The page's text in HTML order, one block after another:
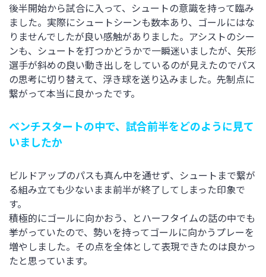
後半開始から試合に入って、シュートの意識を持って臨み
ました。実際にシュートシーンも数本あり、ゴールにはな
りませんでしたが良い感触がありました。アシストのシー
ンも、シュートを打つかどうかで一瞬迷いましたが、矢形
選手が斜めの良い動き出しをしているのが見えたのでパス
の思考に切り替えて、浮き球を送り込みました。先制点に
繋がって本当に良かったです。
ベンチスタートの中で、試合前半をどのように見て
いましたか
ビルドアップのパスも真ん中を通せず、シュートまで繋が
る組み立ても少ないまま前半が終了してしまった印象で
す。
積極的にゴールに向かおう、とハーフタイムの話の中でも
挙がっていたので、勢いを持ってゴールに向かうプレーを
増やしました。その点を全体として表現できたのは良かっ
たと思っています。